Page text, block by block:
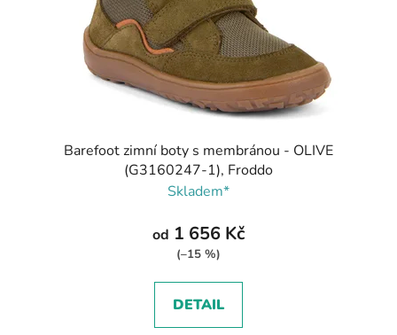
Barefoot zimní boty s membránou - OLIVE
(G3160247-1), Froddo
Skladem*
od 1 656 Kč
(–15 %)
DETAIL